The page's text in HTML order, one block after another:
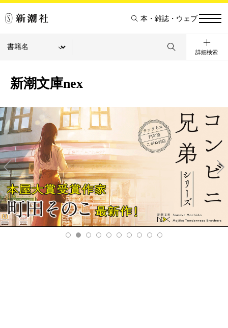
本・雑誌・ウェブ
詳細検索
新潮文庫nex
Pre
v
xt